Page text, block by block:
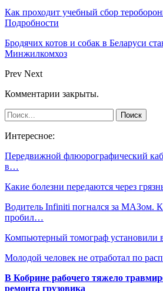
Как проходит учебный сбор
Подробности
Бродячих котов и собак в Беларуси
Минжилкомхоз
Prev Next
Комментарии закрыты.
Интересное:
Передвижной флюорографический
в…
Какие болезни передаются через
Водитель Infiniti погнался за МАЗом.
пробил…
Компьютерный томограф установили
Молодой человек не отработал по
В Кобрине рабочего тяжело
ремонта грузовика